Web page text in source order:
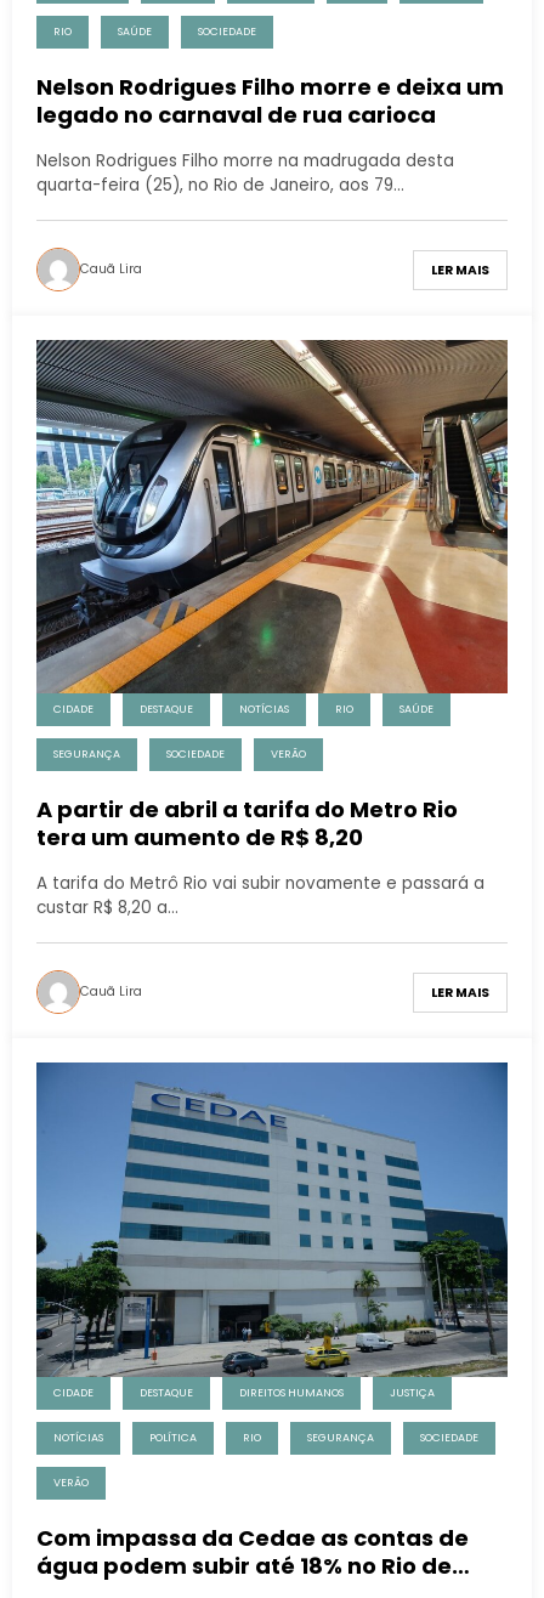
RIO SAÚDE SOCIEDADE
Nelson Rodrigues Filho morre e deixa um
legado no carnaval de rua carioca
Nelson Rodrigues Filho morre na madrugada desta
quarta-feira (25), no Rio de Janeiro, aos 79…
Cauã Lira LER MAIS
CIDADE DESTAQUE NOTÍCIAS RIO SAÚDE
SEGURANÇA SOCIEDADE VERÃO
A partir de abril a tarifa do Metro Rio
tera um aumento de R$ 8,20
A tarifa do Metrô Rio vai subir novamente e passará a
custar R$ 8,20 a…
Cauã Lira LER MAIS
CIDADE DESTAQUE DIREITOS HUMANOS JUSTIÇA
NOTÍCIAS POLÍTICA RIO SEGURANÇA SOCIEDADE
VERÃO
Com impassa da Cedae as contas de
água podem subir até 18% no Rio de